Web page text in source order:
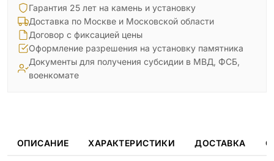
Гарантия 25 лет на камень и установку
Доставка по Москве и Московской области
Договор с фиксацией цены
Оформление разрешения на установку памятника
Документы для получения субсидии в МВД, ФСБ,
военкомате
ОПИСАНИЕ ХАРАКТЕРИСТИКИ ДОСТАВКА